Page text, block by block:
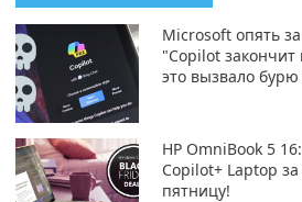
Microsoft опять
"Copilot закончит
это вызвало
HP OmniBook 5
Copilot+ Laptop
пятницу!